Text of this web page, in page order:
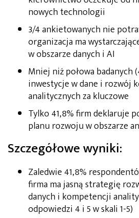
nowych technologii
3/4 ankietowanych nie
organizacja ma
w obszarze danych i AI
Mniej niż połowa badanych
inwestycje w dane i rozwój
analitycznych za kluczowe
Tylko 41,8% firm deklaruje
planu rozwoju w obszarze
Szczegółowe wyniki:
Zaledwie 41,8%
firma ma jasną strategię
danych i kompetencji
odpowiedzi 4 i 5 w skali 1-5)